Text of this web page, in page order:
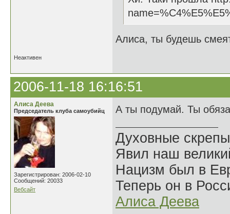
Алиса, ты будешь
Неактивен
2006-11-18 16:16:51
Алиса Деева
Председатель клуба самоубийц
Зарегистрирован: 2006-02-10
Сообщений: 20033
Вебсайт
А ты подумай. Ты
Духовные
Явил наш
Нацизм был в
Теперь он в
Алиса Деева